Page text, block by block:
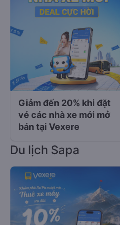
Giảm đến 20% khi đặt
vé các nhà xe mới mở
bán tại Vexere
Du lịch Sapa